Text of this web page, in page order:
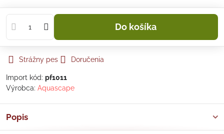
Do košíka
Strážny pes Doručenia
Import kód: pf1011
Výrobca: Aquascape
Popis